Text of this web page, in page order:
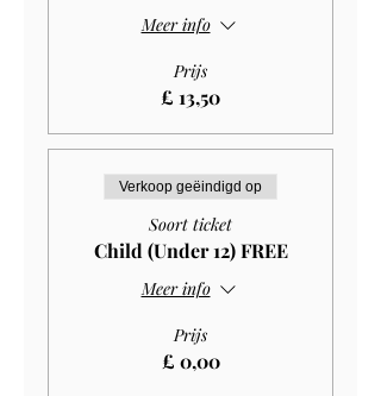
Meer info
Prijs
£ 13,50
Verkoop geëindigd op
Soort ticket
Child (Under 12) FREE
Meer info
Prijs
£ 0,00